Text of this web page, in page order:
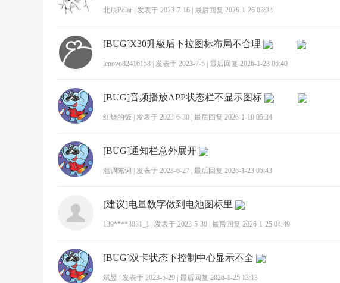
北辰Polar 发表于 2023-7-16 最后回复 2026-1-26 03:34
[BUG]X30升級后下拉图标布局不合理
lenovo82416158 发表于 2023-7-5 最后回复 2026-1-23 06:40
[BUG]音频播放APP状态栏不显示图标
红烧的饭 发表于 2023-6-30 最后回复 2026-1-10 05:34
[BUG]通知栏意外展开
滥调陈词 发表于 2023-6-27 最后回复 2026-1-23 05:43
[建议]电量数字做到电池图标里
139****3031_1 发表于 2023-5-30 最后回复 2026-1-25 04:49
[BUG]双卡状态下控制中心显示不全
斌昱 发表于 2023-5-29 最后回复 2026-1-25 13:13